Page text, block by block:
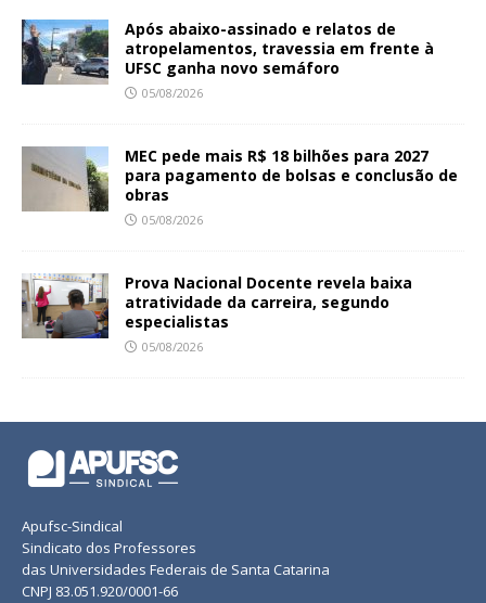
Após abaixo-assinado e relatos de
atropelamentos, travessia em frente à
UFSC ganha novo semáforo
05/08/2026
MEC pede mais R$ 18 bilhões para 2027
para pagamento de bolsas e conclusão de
obras
05/08/2026
Prova Nacional Docente revela baixa
atratividade da carreira, segundo
especialistas
05/08/2026
Apufsc-Sindical
Sindicato dos Professores
das Universidades Federais de Santa Catarina
CNPJ 83.051.920/0001-66